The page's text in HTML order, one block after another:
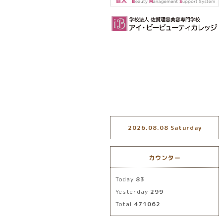
2026.08.08 Saturday
カウンター
Today 83
Yesterday 299
Total 471062